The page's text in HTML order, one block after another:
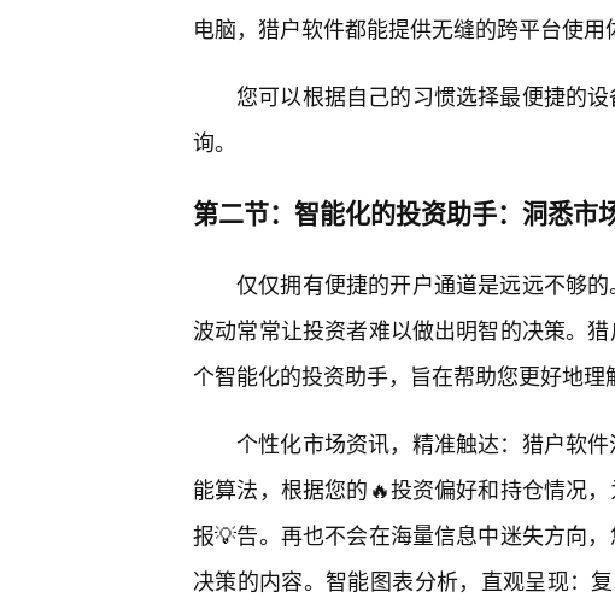
电脑，猎户软件都能提供无缝的跨平台使用
您可以根据自己的习惯选择最便捷的
询。
第二节：智能化的投资助手：洞悉市
仅仅拥有便捷的开户通道是远远不够
波动常常让投资者难以做出明智的决策。
个智能化的投资助手，旨在帮助您更好地理
个性化市场资讯，精准触达：猎户软
能算法，根据您的🔥投资偏好和持仓情况
报💡告。再也不会在海量信息中迷失方向
决策的内容。智能图表分析，直观呈现：